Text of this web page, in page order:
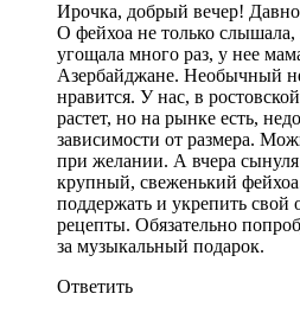
Ирочка, добрый вечер! Давно
О фейхоа не только
угощала много раз, у нее
Азербайджане. Необычный
нравится. У нас, в
растет, но на рынке есть,
зависимости от размера.
при желании. А вчера
крупный, свеженький
поддержать и укрепить свой
рецепты. Обязательно
за музыкальный подарок.
Ответить